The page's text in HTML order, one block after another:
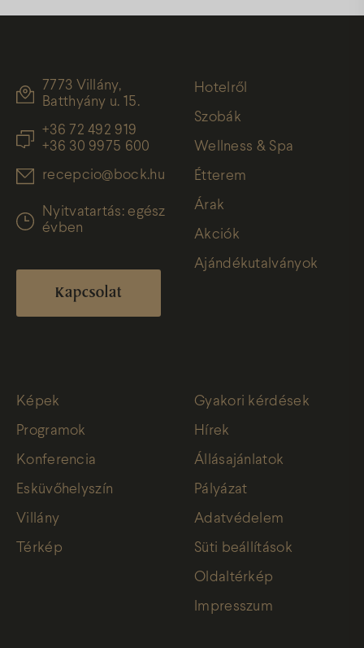
7773 Villány,
Batthyány u. 15.
+36 72 492 919
+36 30 9975 600
recepcio@bock.hu
Nyitvatartás: egész
évben
Kapcsolat
Hotelről
Szobák
Wellness & Spa
Étterem
Árak
Akciók
Ajándékutalványok
Képek
Programok
Konferencia
Esküvőhelyszín
Villány
Térkép
Gyakori kérdések
Hírek
Állásajánlatok
Pályázat
Adatvédelem
Süti beállítások
Oldaltérkép
Impresszum